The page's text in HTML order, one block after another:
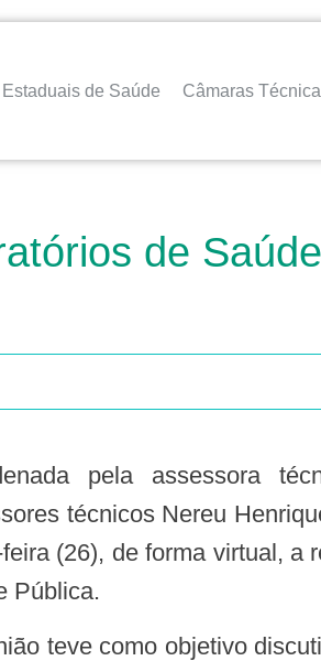
de Saúde Câmaras
de
técnicos Nereu
(26), de forma virtual, a
Pública.